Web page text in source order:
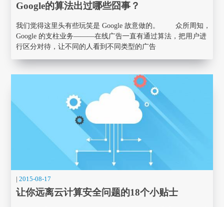
Google的算法出过哪些囧事？
我们觉得这里头有些玩笑是 Google 故意做的。 众所周知，
Google 的支柱业务———在线广告一直有通过算法，把用户进
行区分对待，让不同的人看到不同类型的广告
|2015-08-17
让你远离云计算安全问题的18个小贴士